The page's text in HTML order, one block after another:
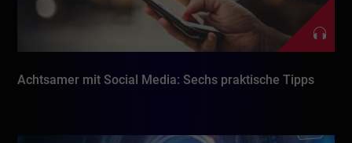
Achtsamer mit Social Media: Sechs praktische Tipps